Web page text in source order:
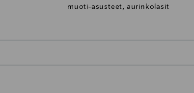
muoti-asusteet, aurinkolasit